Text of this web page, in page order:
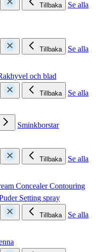
Tillbaka
Se alla
Tillbaka
Se alla
och blad
Tillbaka
Se alla
Sminkborstar
Tillbaka
Se alla
ConcealerContouring
Setting spray
Tillbaka
Se alla